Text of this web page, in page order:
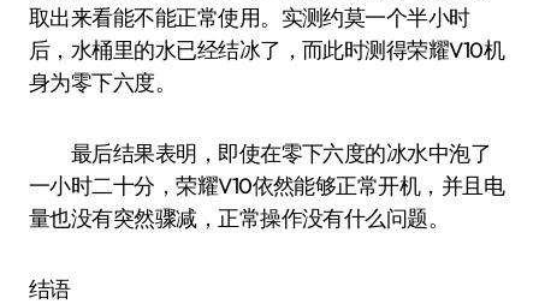
取出来看能不能正常使用。实测约莫一个半小时
后，水桶里的水已经结冰了，而此时测得荣耀V10机
身为零下六度。
最后结果表明，即使在零下六度的冰水中泡了
一小时二十分，荣耀V10依然能够正常开机，并且电
量也没有突然骤减，正常操作没有什么问题。
结语